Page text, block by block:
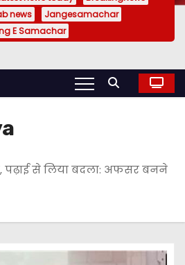
news
Jangesamachar
E Samachar
पढ़ाई से लिया बदला: अफसर बनने